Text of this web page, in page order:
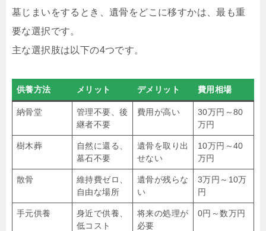
墓じまいをするとき、遺骨をどこに移すかは、最も重
要な選択です。
主な選択肢は以下の4つです。
供養方法 メリット デメリット 費用相場
納骨堂
管理不要、後
継者不要
費用が高い
30万円～80
万円
樹木葬
自然に還る、
墓石不要
遺骨を取り出
せない
10万円～40
万円
散骨
維持費ゼロ、
自由な場所
遺骨が残らな
い
3万円～10万
円
手元供養
身近で供養、
低コスト
将来の処理が
必要
0円～数万円